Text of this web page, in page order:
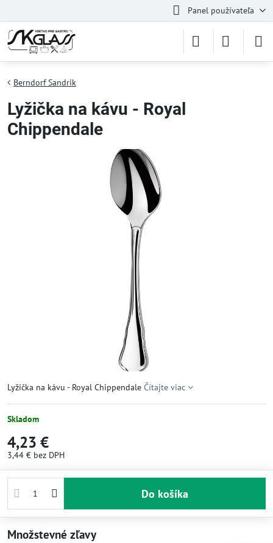
Panel používateľa
Berndorf Sandrik
Lyžička na kávu - Royal
Chippendale
Lyžička na kávu - Royal Chippendale Čítajte viac
Skladom
4,23 €
3,44 € bez DPH
Do košíka
Množstevné zľavy